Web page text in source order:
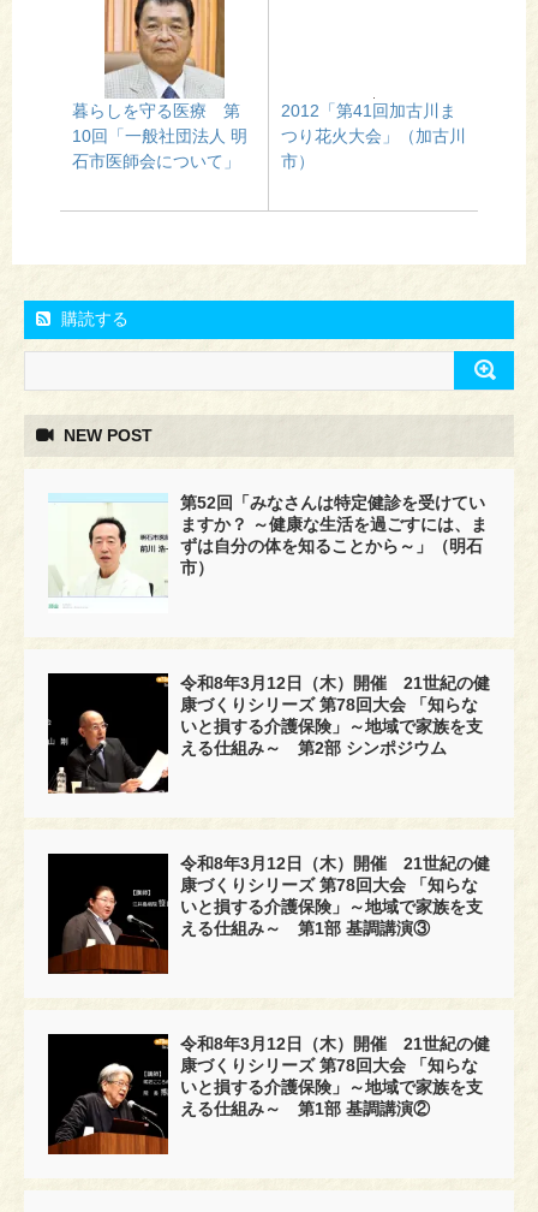
暮らしを守る医療 第
10回「一般社団法人 明
石市医師会について」
2012「第41回加古川ま
つり花火大会」（加古川
市）
購読する
NEW POST
第52回「みなさんは特定健診を受けてい
ますか？ ～健康な生活を過ごすには、ま
ずは自分の体を知ることから～」（明石
市）
令和8年3月12日（木）開催 21世紀の健
康づくりシリーズ 第78回大会 「知らな
いと損する介護保険」～地域で家族を支
える仕組み～ 第2部 シンポジウム
令和8年3月12日（木）開催 21世紀の健
康づくりシリーズ 第78回大会 「知らな
いと損する介護保険」～地域で家族を支
える仕組み～ 第1部 基調講演③
令和8年3月12日（木）開催 21世紀の健
康づくりシリーズ 第78回大会 「知らな
いと損する介護保険」～地域で家族を支
える仕組み～ 第1部 基調講演②